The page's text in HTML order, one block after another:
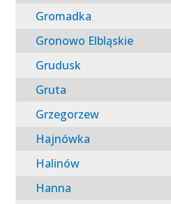
Gromadka
Gronowo Elbląskie
Grudusk
Gruta
Grzegorzew
Hajnówka
Halinów
Hanna